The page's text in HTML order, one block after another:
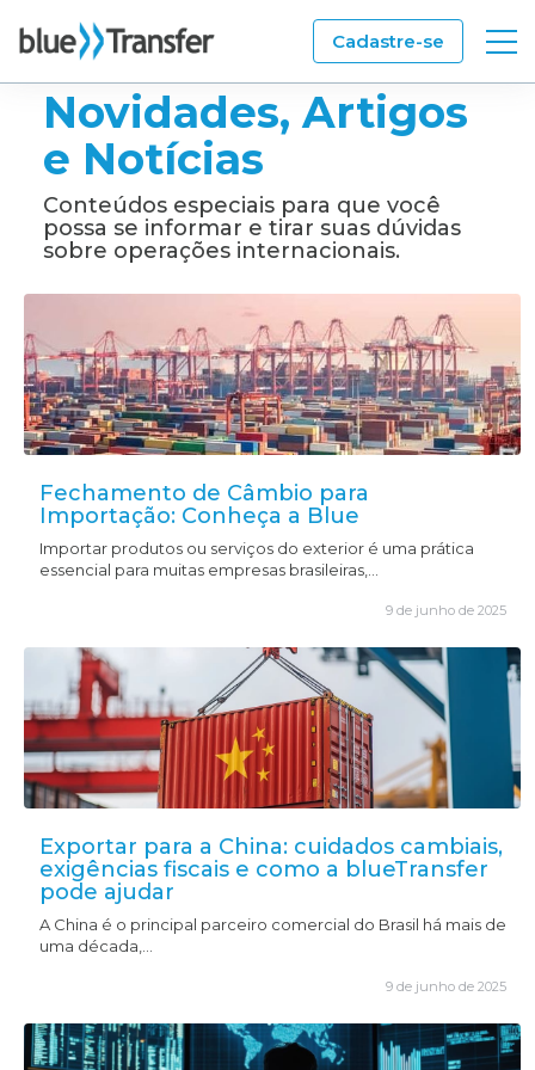
Cadastre-se
Novidades, Artigos
e Notícias
Conteúdos especiais para que você
possa se informar e tirar suas dúvidas
sobre operações internacionais.
Fechamento de Câmbio para
Importação: Conheça a Blue
Importar produtos ou serviços do exterior é uma prática
essencial para muitas empresas brasileiras,...
9 de junho de 2025
Exportar para a China: cuidados cambiais,
exigências fiscais e como a blueTransfer
pode ajudar
A China é o principal parceiro comercial do Brasil há mais de
uma década,...
9 de junho de 2025
Aponte a Câmera do seu Celular
para o QRCode abaixo e Fale com a
Blue através do WhatsApp:
Se preferir, utilize o WhatsApp
WEB:
WhatsApp WEB